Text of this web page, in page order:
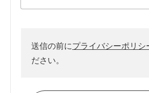
送信の前にプライバシーポリシ
ださい。